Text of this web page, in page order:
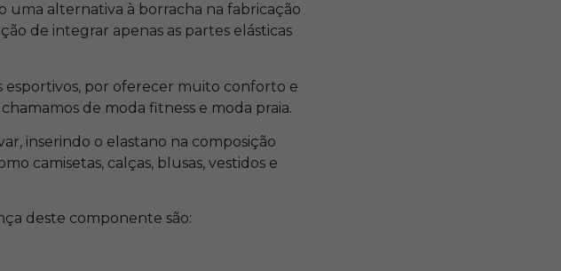
uma alternativa à borracha na fabricação
de integrar apenas as partes elásticas
por oferecer muito conforto e
de moda fitness e moda praia.
inserindo o elastano na composição
camisetas, calças, blusas, vestidos e
deste componente são: